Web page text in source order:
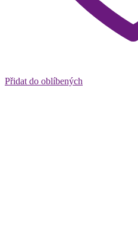
Přidat do oblíbených